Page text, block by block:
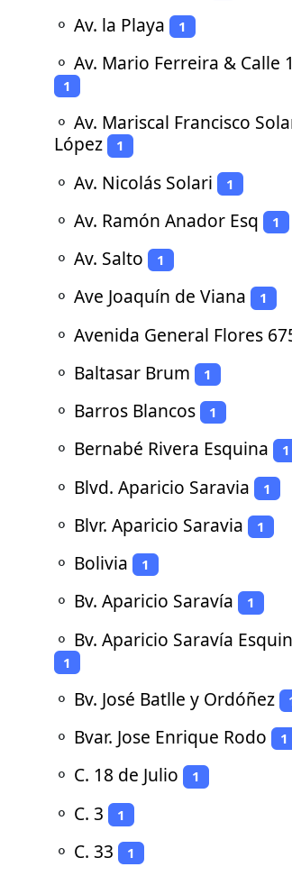
⚬ Av. la Playa 1
⚬ Av. Mario Ferreira & Calle
1
⚬ Av. Mariscal Francisco
López
1
⚬ Av. Nicolás Solari 1
⚬ Av. Ramón Anador Esq 1
⚬ Av. Salto 1
⚬ Ave Joaquín de Viana 1
⚬ Avenida General Flores
⚬ Baltasar Brum 1
⚬ Barros Blancos 1
⚬ Bernabé Rivera Esquina 1
⚬ Blvd. Aparicio Saravia 1
⚬ Blvr. Aparicio Saravia 1
⚬ Bolivia 1
⚬ Bv. Aparicio Saravía 1
⚬ Bv. Aparicio Saravía
1
⚬ Bv. José Batlle y Ordóñez
⚬ Bvar. Jose Enrique Rodo 1
⚬ C. 18 de Julio 1
⚬ C. 3 1
⚬ C. 33 1